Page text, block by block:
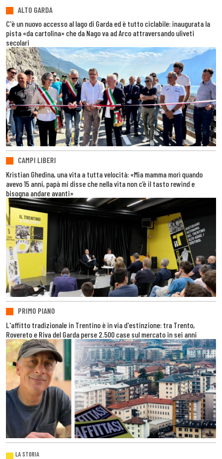
ALTO GARDA
C'è un nuovo accesso al lago di Garda ed è tutto ciclabile: inaugurata la
pista «da cartolina» che da Nago va ad Arco attraversando uliveti
secolari
CAMPI LIBERI
Kristian Ghedina, una vita a tutta velocità: «Mia mamma morì quando
avevo 15 anni, papà mi disse che nella vita non c’è il tasto rewind e
bisogna andare avanti»
PRIMO PIANO
L'affitto tradizionale in Trentino è in via d'estinzione: tra Trento,
Rovereto e Riva del Garda perse 2.500 case sul mercato in sei anni
LA STORIA